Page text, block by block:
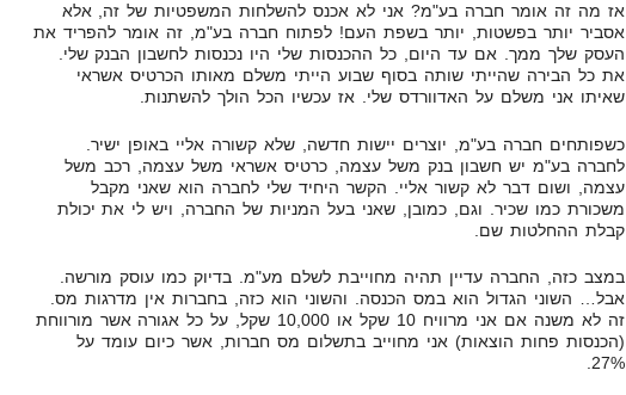
אז מה זה אומר חברה בע"מ? אני לא אכנס להשלחות המשפטיות של זה, אלא
אסביר יותר בפשטות, יותר בשפת העם! לפתוח חברה בע"מ, זה אומר להפריד את
העסק שלך ממך. אם עד היום, כל ההכנסות שלי היו נכנסות לחשבון הבנק שלי.
את כל הבירה שהייתי שותה בסוף שבוע הייתי משלם מאותו הכרטיס אשראי
שאיתו אני משלם על האדוורדס שלי. אז עכשיו הכל הולך להשתנות.
כשפותחים חברה בע"מ, יוצרים יישות חדשה, שלא קשורה אליי באופן ישיר.
לחברה בע"מ יש חשבון בנק משל עצמה, כרטיס אשראי משל עצמה, רכב משל
עצמה, ושום דבר לא קשור אליי. הקשר היחיד שלי לחברה הוא שאני מקבל
משכורת כמו שכיר. וגם, כמובן, שאני בעל המניות של החברה, ויש לי את יכולת
קבלת ההחלטות שם.
במצב כזה, החברה עדיין תהיה מחוייבת לשלם מע"מ. בדיוק כמו עוסק מורשה.
אבל… השוני הגדול הוא במס הכנסה. והשוני הוא כזה, בחברות אין מדרגות מס.
זה לא משנה אם אני מרוויח 10 שקל או 10,000 שקל, על כל אגורה אשר מורווחת
(הכנסות פחות הוצאות) אני מחוייב בתשלום מס חברות, אשר כיום עומד על
27%.